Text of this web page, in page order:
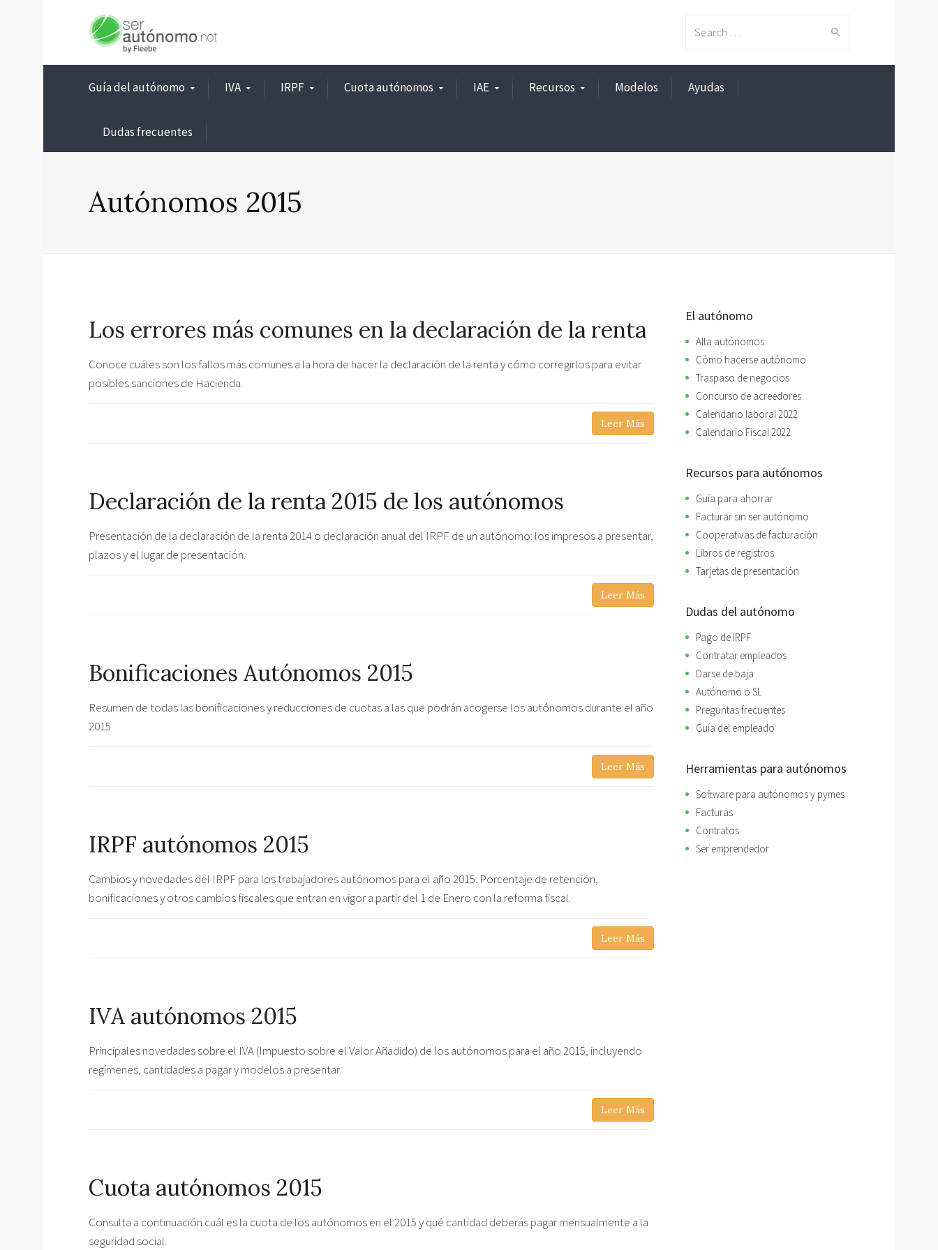
for:
Guía del autónomo IVA IRPF Cuota autónomos IAE Recursos Modelos Ayudas
Dudas frecuentes
Autónomos 2015
Los errores más comunes en la declaración de la renta
Conoce cuáles son los fallos más comunes a la hora de hacer la declaración de la renta y cómo corregirlos para evitar
posibles sanciones de Hacienda.
Leer Más
Declaración de la renta 2015 de los autónomos
Presentación de la declaración de la renta 2014 o declaración anual del IRPF de un autónomo: los impresos a presentar,
plazos y el lugar de presentación.
Leer Más
Bonificaciones Autónomos 2015
Resumen de todas las bonificaciones y reducciones de cuotas a las que podrán acogerse los autónomos durante el año
2015
Leer Más
IRPF autónomos 2015
Cambios y novedades del IRPF para los trabajadores autónomos para el año 2015. Porcentaje de retención,
bonificaciones y otros cambios fiscales que entran en vigor a partir del 1 de Enero con la reforma fiscal.
Leer Más
IVA autónomos 2015
Principales novedades sobre el IVA (Impuesto sobre el Valor Añadido) de los autónomos para el año 2015, incluyendo
regímenes, cantidades a pagar y modelos a presentar.
Leer Más
Cuota autónomos 2015
Consulta a continuación cuál es la cuota de los autónomos en el 2015 y qué cantidad deberás pagar mensualmente a la
seguridad social.
El autónomo
Alta autónomos
Cómo hacerse autónomo
Traspaso de negocios
Concurso de acreedores
Calendario laboral 2022
Calendario Fiscal 2022
Recursos para autónomos
Guía para ahorrar
Facturar sin ser autónomo
Cooperativas de facturación
Libros de registros
Tarjetas de presentación
Dudas del autónomo
Pago de IRPF
Contratar empleados
Darse de baja
Autónomo o SL
Preguntas frecuentes
Guía del empleado
Herramientas para autónomos
Software para autónomos y pymes
Facturas
Contratos
Ser emprendedor